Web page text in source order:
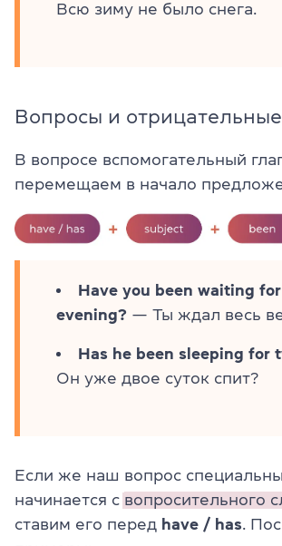
Всю зиму не было снега.
Вопросы и
В вопросе вспомогательный
перемещаем в начало
Have you been waiting
evening? — Ты ждал весь
Has he been sleeping for
Он уже двое суток спит?
Если же наш вопрос
начинается с вопросительного
ставим его перед have / has.